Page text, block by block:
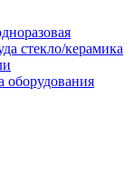
стекло/керамика
оборудования